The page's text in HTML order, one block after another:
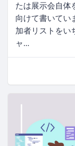
たは展示会自体
向けて書いてい
加者リストをい
ャ...